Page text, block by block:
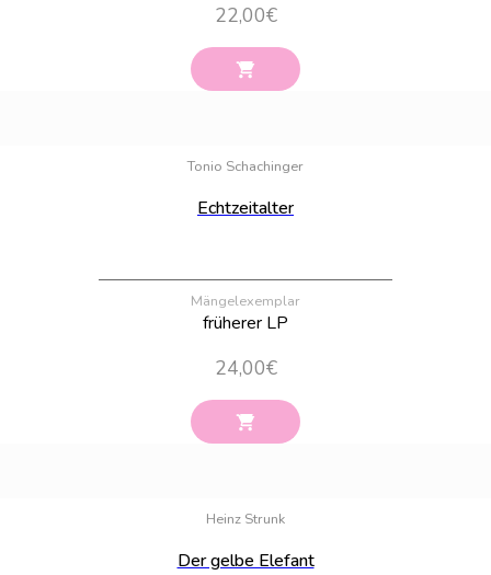
22,00€
Tonio Schachinger
Echtzeitalter
Mängelexemplar
früherer LP
24,00€
Heinz Strunk
Der gelbe Elefant